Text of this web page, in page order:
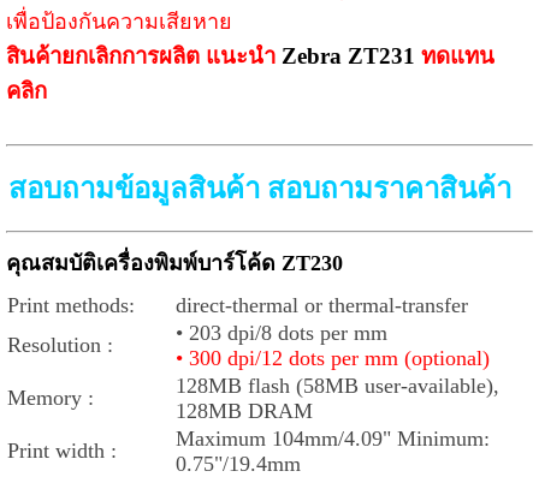
เพื่อป้องกันความเสียหาย
สินค้ายกเลิกการผลิต แนะนำ Zebra ZT231 ทดแทน
คลิก
สอบถามข้อมูลสินค้า สอบถามราคาสินค้า
คุณสมบัติเครื่องพิมพ์บาร์โค้ด ZT230
Print methods:
direct-thermal or thermal-transfer
Resolution :
• 203 dpi/8 dots per mm
• 300 dpi/12 dots per mm (optional)
Memory :
128MB flash (58MB user-available),
128MB DRAM
Print width :
Maximum 104mm/4.09" Minimum:
0.75"/19.4mm